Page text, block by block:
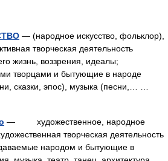
— (народное искусство, фольклор),
творческая деятельность
жизнь, воззрения, идеалы;
творцами и бытующие в народе
сказки, эпос), музыка (песни,… …
— художественное, народное
творческая деятельность
народом и бытующие в